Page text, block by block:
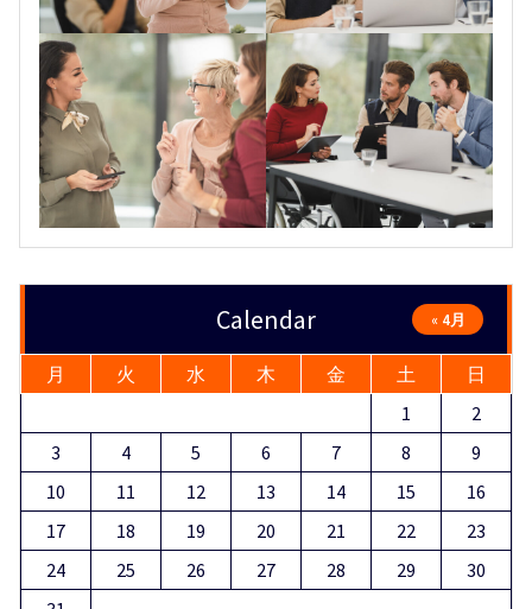
Calendar
月 火 水 木 金 土
日
1
2
3
4 5 6 7 8
9
10
11 12 13 14 15
16
17
18 19 20 21 22
23
24
25 26 27 28 29
30
« 4月